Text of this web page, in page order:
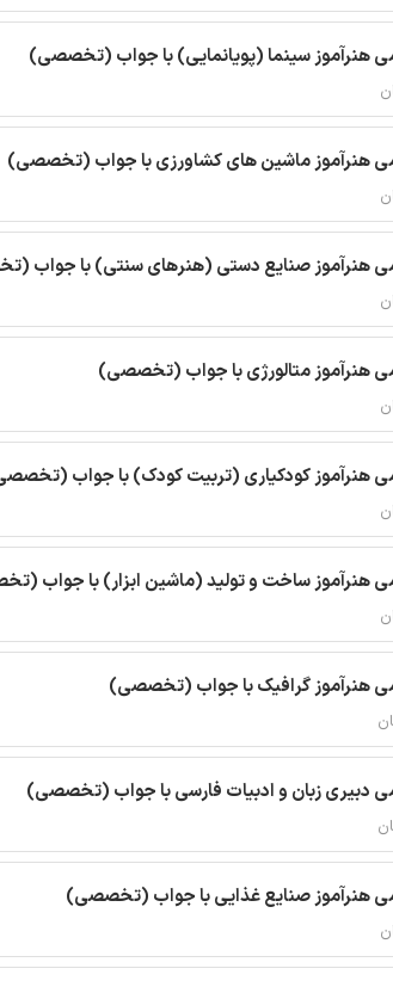
هنرآموز سینما (پویانمایی) با جواب (تخصصی)
هنرآموز ماشین های کشاورزی با جواب (تخصصی)
هنرآموز صنایع دستی (هنرهای سنتی) با جواب
هنرآموز متالورژی با جواب (تخصصی)
هنرآموز کودکیاری (تربیت کودک) با جواب
هنرآموز ساخت و تولید (ماشین ابزار) با جواب
هنرآموز گرافیک با جواب (تخصصی)
دبیری زبان و ادبیات فارسی با جواب (تخصصی)
هنرآموز صنایع غذایی با جواب (تخصصی)